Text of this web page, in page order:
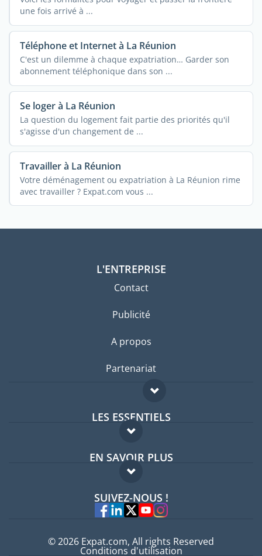
une fois arrivé à ...
Téléphone et Internet à La Réunion
C'est un dilemme à chaque expatriation… Garder son
abonnement téléphonique dans son ...
Se loger à La Réunion
La question du logement fait partie des priorités qu'il
s'agisse d'un changement de ...
Travailler à La Réunion
Votre déménagement ou expatriation à La Réunion rime
avec travailler ? Expat.com vous ...
L'ENTREPRISE
Contact
Publicité
A propos
Partenariat
LES ESSENTIELS
Forum expatriés
Guides pays
EN SAVOIR PLUS
FAQ
Experts
SUIVEZ-NOUS !
© 2026 Expat.com, All rights Reserved
Conditions d'utilisation